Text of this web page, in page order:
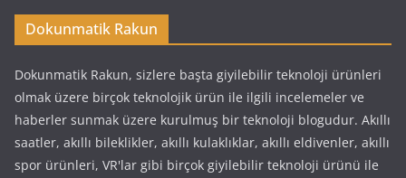
Dokunmatik Rakun
Dokunmatik Rakun, sizlere başta giyilebilir teknoloji ürünleri
olmak üzere birçok teknolojik ürün ile ilgili incelemeler ve
haberler sunmak üzere kurulmuş bir teknoloji blogudur. Akıllı
saatler, akıllı bileklikler, akıllı kulaklıklar, akıllı eldivenler, akıllı
spor ürünleri, VR'lar gibi birçok giyilebilir teknoloji ürünü ile